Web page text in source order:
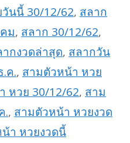
นนี้ 30/12/62, สลาก
ม, สลาก 30/12/62,
กงวดล่าสุด, สลากวัน
ค., สามตัวหน้า หวย
หวย 30/12/62, สาม
., สามตัวหน้า หวยงวด
า หวยงวดนี้